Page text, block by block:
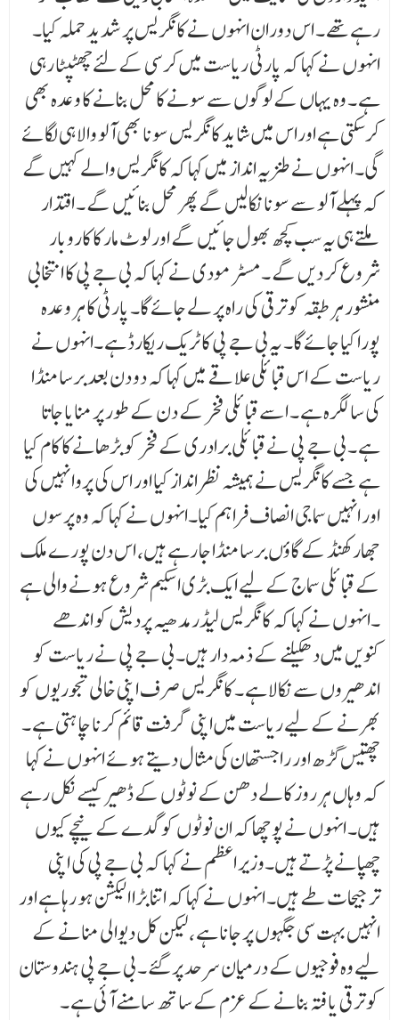
رہے تھے ۔ اس دوران انہوں نے کانگریس پر شدید حملہ کیا۔
انہوں نے کہا کہ پارٹی ریاست میں کرسی کے لئے چھٹپٹا رہی
ہے ۔ وہ یہاں کے لوگوں سے سونے کا محل بنانے کا وعدہ بھی
کر سکتی ہے اوراس میں شاید کانگریس سونا بھی آلو والا ہی لگائے
گی۔ انہوں نے طنزیہ انداز میں کہا کہ کانگریس والے کہیں گے
کہ پہلے آلو سے سونا نکالیں گے پھر محل بنائیں گے ۔ اقتدار
ملتے ہی یہ سب کچھ بھول جائیں گے اور لوٹ مار کا کاروبار
شروع کر دیں گے ۔مسٹر مودی نے کہا کہ بی جے پی کا انتخابی
منشور ہر طبقہ کو ترقی کی راہ پر لے جائے گا۔ پارٹی کا ہر وعدہ
پورا کیا جائے گا۔ یہ بی جے پی کا ٹریک ریکارڈ ہے ۔انہوں نے
ریاست کے اس قبائلی علاقے میں کہا کہ دو دن بعد برسا منڈا
کی سالگرہ ہے ۔ اسے قبائلی فخر کے دن کے طور پر منایا جاتا
ہے ۔ بی جے پی نے قبائلی برادری کے فخر کو بڑھانے کا کام کیا
ہے جسے کانگریس نے ہمیشہ نظر انداز کیا اور اس کی پروا نہیں کی
اور انہیں سماجی انصاف فراہم کیا۔انہوں نے کہا کہ وہ پرسوں
جھارکھنڈ کے گاؤں برسا منڈا جا رہے ہیں، اس دن پورے ملک
کے قبائلی سماج کے لیے ایک بڑی اسکیم شروع ہونے والی ہے
۔انہوں نے کہا کہ کانگریس لیڈر مدھیہ پردیش کو اندھے
کنویں میں دھکیلنے کے ذمہ دار ہیں۔ بی جے پی نے ریاست کو
اندھیروں سے نکالا ہے ۔ کانگریس صرف اپنی خالی تجوریوں کو
بھرنے کے لیے ریاست میں اپنی گرفت قائم کرنا چاہتی ہے ۔
چھتیس گڑھ اور راجستھان کی مثال دیتے ہوئے انہوں نے کہا
کہ وہاں ہر روز کالے دھن کے نوٹوں کے ڈھیر کیسے نکل رہے
ہیں۔ انہوں نے پوچھا کہ ان نوٹوں کو گدے کے نیچے کیوں
چھپانے پڑتے ہیں۔وزیر اعظم نے کہا کہ بی جے پی کی اپنی
ترجیحات طے ہیں۔ انہوں نے کہا کہ اتنا بڑا الیکشن ہو رہا ہے اور
انہیں بہت سی جگہوں پر جانا ہے ، لیکن کل دیوالی منانے کے
لیے وہ فوجیوں کے درمیان سرحد پر گئے ۔ بی جے پی ہندوستان
کو ترقی یافتہ بنانے کے عزم کے ساتھ سامنے آئی ہے ۔